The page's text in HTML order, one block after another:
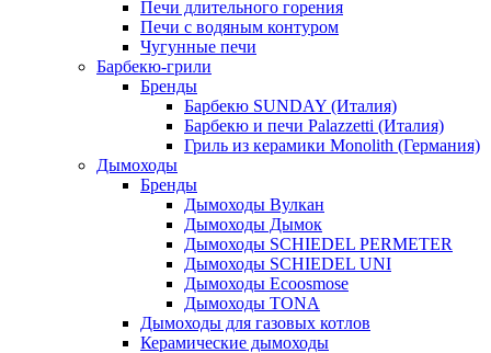
Печи длительного горения
Печи с водяным контуром
Чугунные печи
Барбекю-грили
Бренды
Барбекю SUNDAY (Италия)
Барбекю и печи Palazzetti (Италия)
Гриль из керамики Monolith (Германия)
Дымоходы
Бренды
Дымоходы Вулкан
Дымоходы Дымок
Дымоходы SCHIEDEL PERMETER
Дымоходы SCHIEDEL UNI
Дымоходы Ecoosmose
Дымоходы TONA
Дымоходы для газовых котлов
Керамические дымоходы